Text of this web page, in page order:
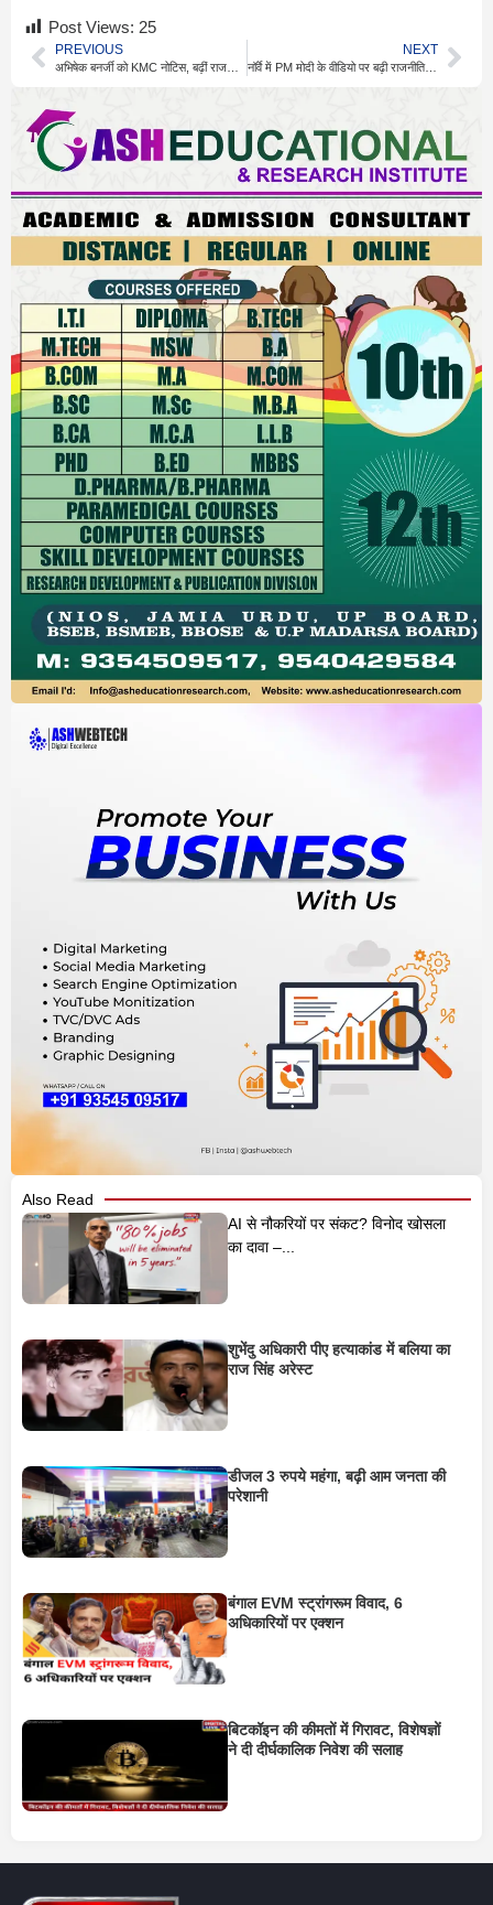
Post Views: 25
PREVIOUS NEXT
नॉर्वे में PM मोदी के वीडियो पर बढ़ी राजनीतिक बहस
Also Read
AI से नौकरियों पर संकट? विनोद खोसला
का दावा –...
शुभेंदु अधिकारी पीए हत्याकांड में बलिया का
राज सिंह अरेस्ट
डीजल 3 रुपये महंगा, बढ़ी आम जनता की
परेशानी
बंगाल EVM स्ट्रांगरूम विवाद, 6
अधिकारियों पर एक्शन
बिटकॉइन की कीमतों में गिरावट, विशेषज्ञों
ने दी दीर्घकालिक निवेश की सलाह